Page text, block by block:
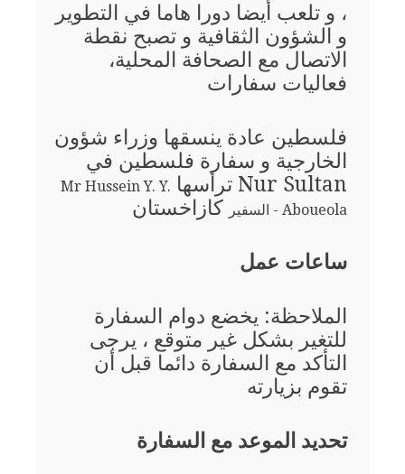
، و تلعب أيضا دورا هاما في التطوير
و الشؤون الثقافية و تصبح نقطة
الاتصال مع الصحافة المحلية،
فعاليات سفارات
فلسطين عادة ينسقها وزراء شؤون
الخارجية و سفارة فلسطين في
Nur Sultan ترأسها
Mr Hussein Y. Y.
Aboueola - السفير
كازاخستان
ساعات عمل
الملاحظة: يخضع دوام السفارة
للتغير بشكل غير متوقع ، يرجى
التأكد مع السفارة دائما قبل أن
تقوم بزيارته
تحديد الموعد مع السفارة